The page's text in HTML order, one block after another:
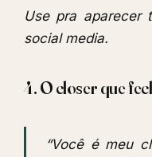
Use pra aparecer
social media.
4. O closer que
“Você é meu